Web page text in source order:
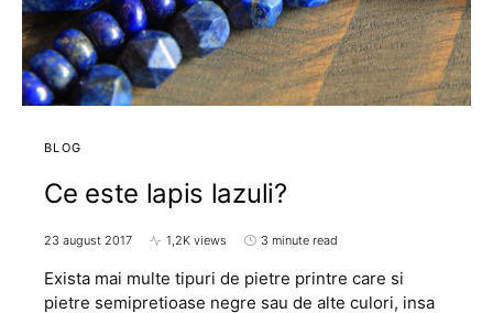
BLOG
Ce este lapis lazuli?
23 august 2017 1,2K views 3 minute read
Exista mai multe tipuri de pietre printre care si
pietre semipretioase negre sau de alte culori, insa